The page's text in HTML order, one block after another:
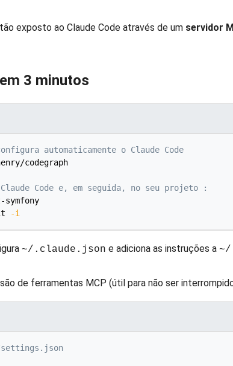
exposto ao Claude Code através de um servidor
3 minutos
automaticamente o Claude Code
codegraph
Code e, em seguida, no seu projeto :
symfony
-i
~/.claude.json e adiciona as instruções a ~/
de ferramentas MCP (útil para não ser